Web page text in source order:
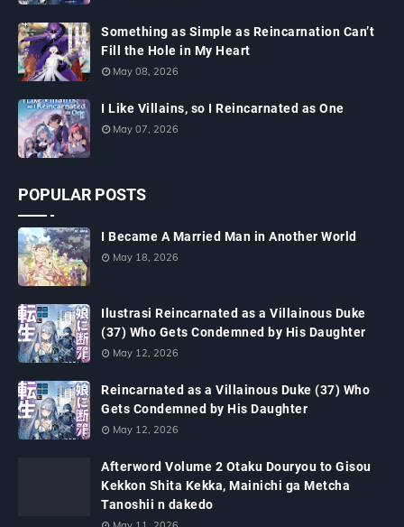
Something as Simple as Reincarnation Can’t
Fill the Hole in My Heart
May 08, 2026
I Like Villains, so I Reincarnated as One
May 07, 2026
POPULAR POSTS
I Became A Married Man in Another World
May 18, 2026
Ilustrasi Reincarnated as a Villainous Duke
(37) Who Gets Condemned by His Daughter
May 12, 2026
Reincarnated as a Villainous Duke (37) Who
Gets Condemned by His Daughter
May 12, 2026
Afterword Volume 2 Otaku Douryou to Gisou
Kekkon Shita Kekka, Mainichi ga Metcha
Tanoshii n dakedo